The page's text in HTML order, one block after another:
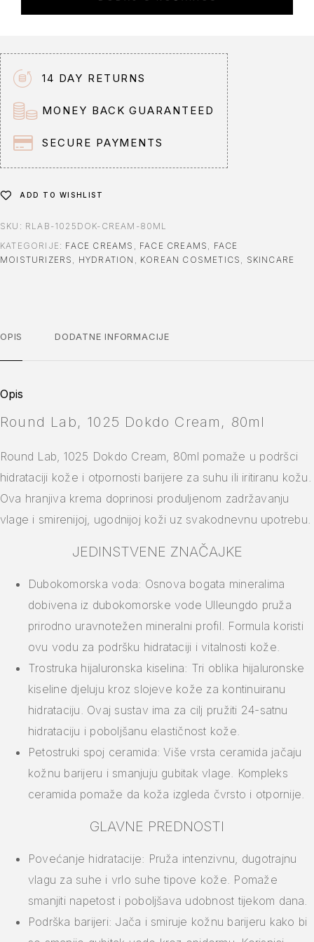
a
t
i
v
e
:
14 DAY RETURNS
MONEY BACK GUARANTEED
SECURE PAYMENTS
ADD TO WISHLIST
SKU: RLAB-1025DOK-CREAM-80ML
KATEGORIJE: FACE CREAMS , FACE CREAMS , FACE
MOISTURIZERS , HYDRATION , KOREAN COSMETICS , SKINCARE
OPIS DODATNE INFORMACIJE
Opis
Round Lab, 1025 Dokdo Cream, 80ml
Round Lab, 1025 Dokdo Cream, 80ml pomaže u podršci
hidrataciji kože i otpornosti barijere za suhu ili iritiranu kožu.
Ova hranjiva krema doprinosi produljenom zadržavanju
vlage i smirenijoj, ugodnijoj koži uz svakodnevnu upotrebu.
JEDINSTVENE ZNAČAJKE
Dubokomorska voda: Osnova bogata mineralima
dobivena iz dubokomorske vode Ulleungdo pruža
prirodno uravnotežen mineralni profil. Formula koristi
ovu vodu za podršku hidrataciji i vitalnosti kože.
Trostruka hijaluronska kiselina: Tri oblika hijaluronske
kiseline djeluju kroz slojeve kože za kontinuiranu
hidrataciju. Ovaj sustav ima za cilj pružiti 24-satnu
hidrataciju i poboljšanu elastičnost kože.
Petostruki spoj ceramida: Više vrsta ceramida jačaju
kožnu barijeru i smanjuju gubitak vlage. Kompleks
ceramida pomaže da koža izgleda čvrsto i otpornije.
GLAVNE PREDNOSTI
Povećanje hidratacije: Pruža intenzivnu, dugotrajnu
vlagu za suhe i vrlo suhe tipove kože. Pomaže
smanjiti napetost i poboljšava udobnost tijekom dana.
Podrška barijeri: Jača i smiruje kožnu barijeru kako bi